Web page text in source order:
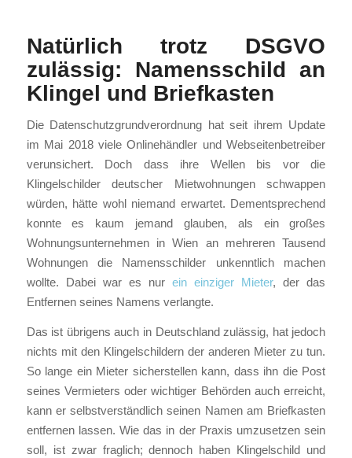
Natürlich trotz DSGVO
zulässig: Namensschild an
Klingel und Briefkasten
Die Datenschutzgrundverordnung hat seit ihrem Update
im Mai 2018 viele Onlinehändler und Webseitenbetreiber
verunsichert. Doch dass ihre Wellen bis vor die
Klingelschilder deutscher Mietwohnungen schwappen
würden, hätte wohl niemand erwartet. Dementsprechend
konnte es kaum jemand glauben, als ein großes
Wohnungsunternehmen in Wien an mehreren Tausend
Wohnungen die Namensschilder unkenntlich machen
wollte. Dabei war es nurein einziger Mieter, der das
Entfernen seines Namens verlangte.
Das ist übrigens auch in Deutschland zulässig, hat jedoch
nichts mit den Klingelschildern der anderen Mieter zu tun.
So lange ein Mieter sicherstellen kann, dass ihn die Post
seines Vermieters oder wichtiger Behörden auch erreicht,
kann er selbstverständlich seinen Namen am Briefkasten
entfernen lassen. Wie das in der Praxis umzusetzen sein
soll, ist zwar fraglich; dennoch haben Klingelschild und